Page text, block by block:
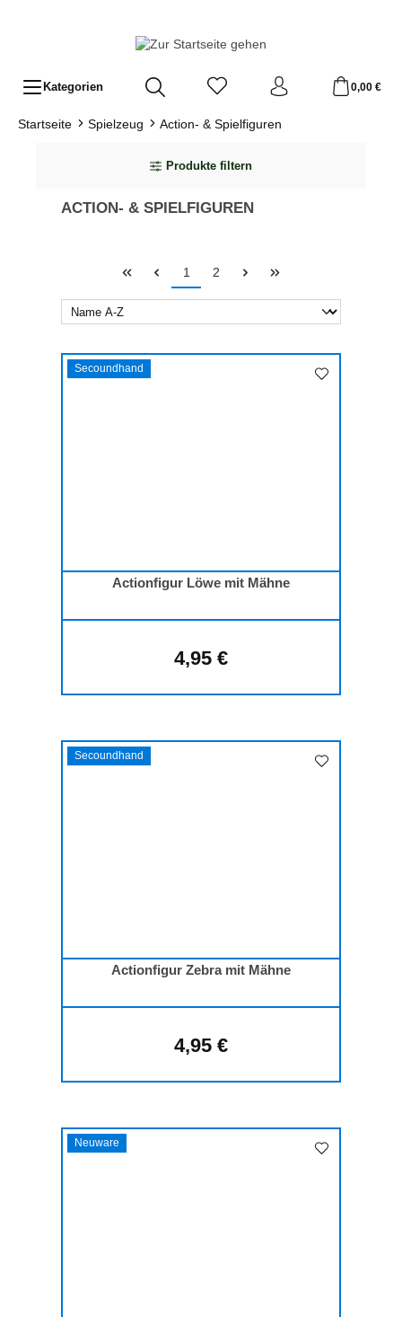
Kategorien 0,00 €
Startseite Spielzeug Action- & Spielfiguren
Produkte filtern
ACTION- & SPIELFIGUREN
Seite
1 Seite
2
Secoundhand
Actionfigur Löwe mit Mähne
Regulärer Preis:
4,95 €
Secoundhand
Actionfigur Zebra mit Mähne
Regulärer Preis:
4,95 €
Neuware